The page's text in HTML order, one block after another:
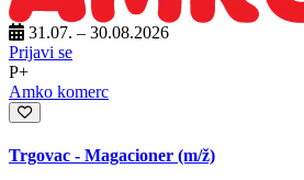
31.07. – 30.08.2026
Prijavi se
P+
Amko komerc
Trgovac - Magacioner (m/ž)